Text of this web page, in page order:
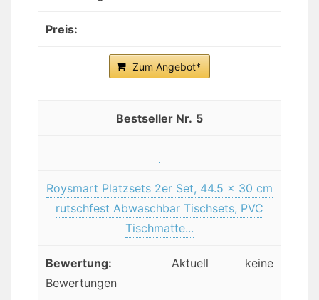
Zum Angebot*
5
Roysmart Platzsets 2er Set, 44.5 x 30 cm
rutschfest Abwaschbar Tischsets, PVC
Tischmatte...
Aktuell keine
Bewertungen